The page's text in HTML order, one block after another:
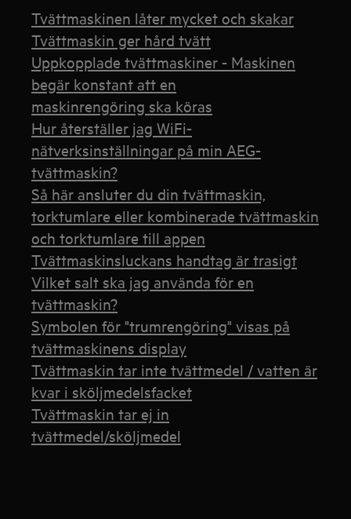
Tvättmaskinen låter mycket och skakar
Tvättmaskin ger hård tvätt
Uppkopplade tvättmaskiner - Maskinen
begär konstant att en
maskinrengöring ska köras
Hur återställer jag WiFi-
nätverksinställningar på min AEG-
tvättmaskin?
Så här ansluter du din tvättmaskin,
torktumlare eller kombinerade tvättmaskin
och torktumlare till appen
Tvättmaskinsluckans handtag är trasigt
Vilket salt ska jag använda för en
tvättmaskin?
Symbolen för "trumrengöring" visas på
tvättmaskinens display
Tvättmaskin tar inte tvättmedel / vatten är
kvar i sköljmedelsfacket
Tvättmaskin tar ej in
tvättmedel/sköljmedel